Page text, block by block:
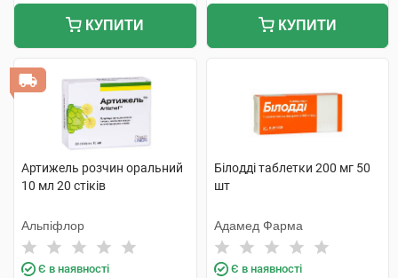
КУПИТИ КУПИТИ
Артижель розчин оральний
10 мл 20 стіків
Альпіфлор
Є в наявності
Білодді таблетки 200 мг 50
шт
Адамед Фарма
Є в наявності